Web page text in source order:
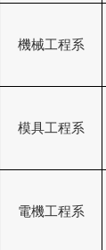
機械工程系
模具工程系
電機工程系